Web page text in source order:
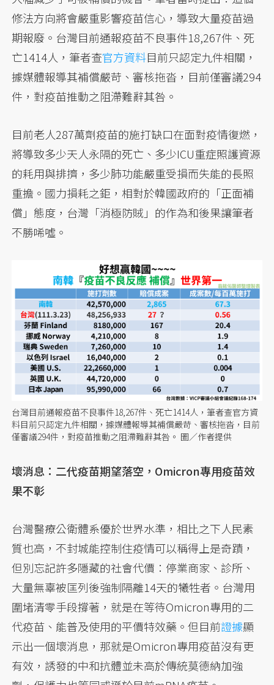
修法方向將會嚴重影響疫苗信心，導致大量疫苗過
期報廢。台灣目前通報疫苗不良事件18,267件、死
亡1414人，筆者查官方資料目前只認定九件相關，
據媒體報導其補償嚴苛、審核拖沓，目前僅審議294
件，對疫苗推動之阻滯難辭其咎。
目前老人287萬劑疫苗的施打缺口在面對疫情復燃，
將導致多少天人永隔的死亡、多少ICU重症照護資源
的耗用與排擠，多少肺功能嚴重受損而失能的長照
重擔。國力損耗之鉅，相對於韓國政府的「正面補
償」態度，台灣「消極防賊」的作為和後果讓筆者
不勝唏噓。
台灣目前通報疫苗不良事件18,267件、死亡1414人，筆者查官方資
料目前只認定九件相關，據媒體報導其補償嚴苛、審核拖沓，目前
僅審議294件，對疫苗推動之阻滯難辭其咎。 圖／作者提供
壞消息：二代疫苗期望落空，Omicron專用疫苗效
果不彰
台灣醫療公衛體系優於世界水準，相比之下人民素
質也高，不封城能控制住疫情可以稱得上是奇蹟，
但別忘記許多隱藏的社會代價：停業商家、診所、
大量無辜被匡列後強制隔離14天的犧牲者。台灣用
圍堵清零手段撐著，就是在等待Omicron專用的二
代疫苗、能普及使用的平價特效藥。但目前證據顯
示出一個壞消息，那就是Omicron專用疫苗沒有更
有效，誘發的中和抗體並未高於傳統莫德納加強